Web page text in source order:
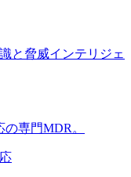
と脅威インテリジェ
専門MDR。